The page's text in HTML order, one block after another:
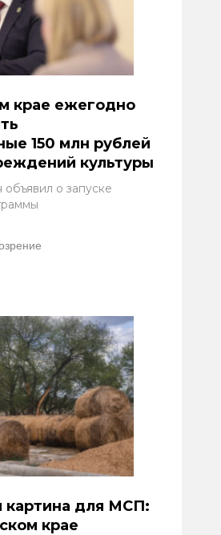
крае ежегодно
150 млн рублей
культуры
о запуске
картина для МСП:
крае